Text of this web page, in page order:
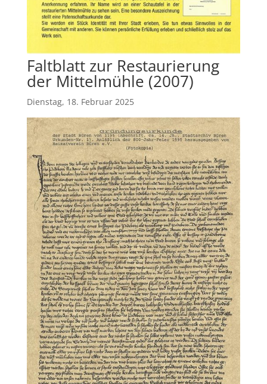
Faltblatt zur Restaurierung
der Mittelmühle (2007)
Dienstag, 18. Februar 2025